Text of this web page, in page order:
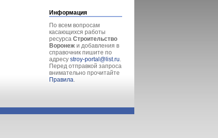
Информация
По всем вопросам
касающихся работы
ресурса Строительство
Воронеж и добавления в
справочник пишите по
адресу stroy-portal@list.ru.
Перед отправкой запроса
внимательно прочитайте
Правила.